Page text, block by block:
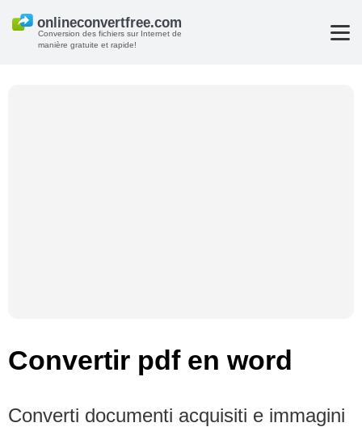
Conversion des fichiers sur Internet de
manière gratuite et rapide!
Convertir pdf en word
Converti documenti acquisiti e immagini